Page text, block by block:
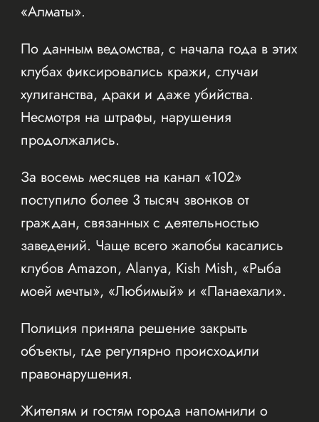
«Алматы».
По данным ведомства, с начала года в этих
клубах фиксировались кражи, случаи
хулиганства, драки и даже убийства.
Несмотря на штрафы, нарушения
продолжались.
За восемь месяцев на канал «102»
поступило более 3 тысяч звонков от
граждан, связанных с деятельностью
заведений. Чаще всего жалобы касались
клубов Amazon, Alanya, Kish Mish, «Рыба
моей мечты», «Любимый» и «Панаехали».
Полиция приняла решение закрыть
объекты, где регулярно происходили
правонарушения.
Жителям и гостям города напомнили о